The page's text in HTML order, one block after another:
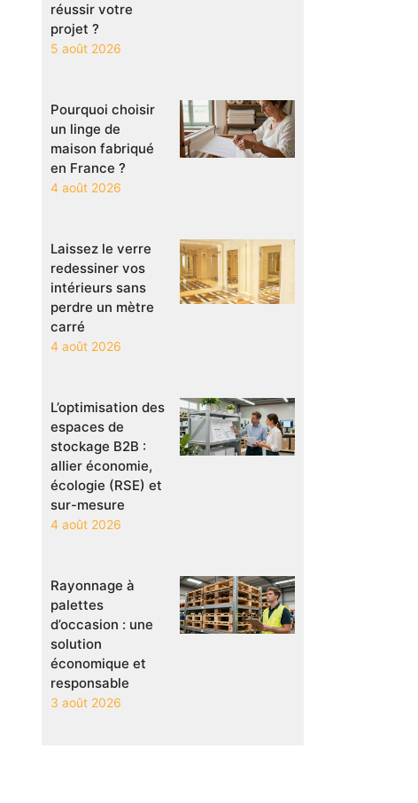
réussir votre
projet ?
5 août 2026
Pourquoi choisir
un linge de
maison fabriqué
en France ?
4 août 2026
Laissez le verre
redessiner vos
intérieurs sans
perdre un mètre
carré
4 août 2026
L’optimisation des
espaces de
stockage B2B :
allier économie,
écologie (RSE) et
sur-mesure
4 août 2026
Rayonnage à
palettes
d’occasion : une
solution
économique et
responsable
3 août 2026